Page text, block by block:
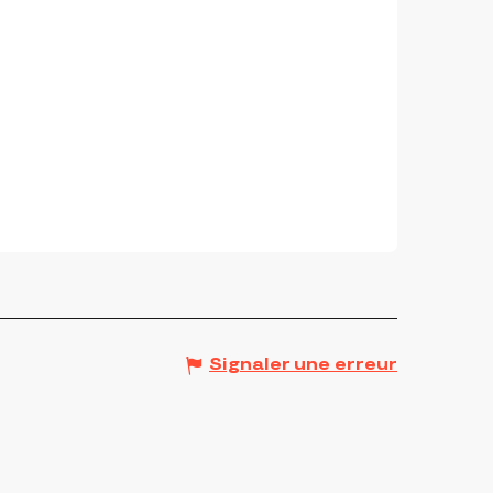
Signaler une erreur